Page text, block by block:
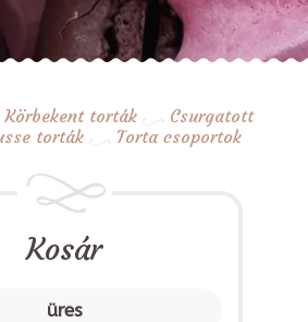
Körbekent torták
Csurgatott
torták Torta csoportok
Kosár
üres